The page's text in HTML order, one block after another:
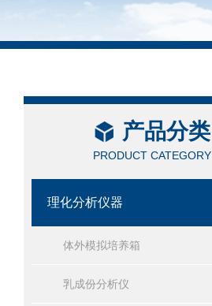
产品分类
PRODUCT CATEGORY
理化分析仪器
体外模拟培养箱
乳成份分析仪